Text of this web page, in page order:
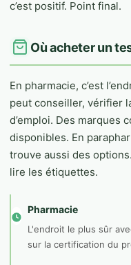
c’est positif. Point final.
Où acheter un
En pharmacie, c’est
peut conseiller, vérifier
d’emploi. Des marques
disponibles. En
trouve aussi des
lire les étiquettes.
Pharmacie
L'endroit le plus sûr
sur la certification du